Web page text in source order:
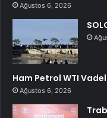
Ağustos 6, 2026
Ham Petrol WTI
Ağustos 6, 2026